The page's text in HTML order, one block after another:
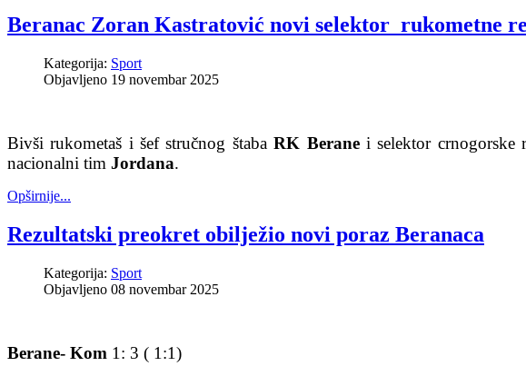
Beranac Zoran Kastratović novi selektor rukometne
Kategorija: Sport
Objavljeno 19 novembar 2025
Bivši rukometaš i šef stručnog štabaRK Beranei selektor crnogorske
nacionalni tim Jordana.
Opširnije...
Rezultatski preokret obilježio novi poraz Beranaca
Kategorija: Sport
Objavljeno 08 novembar 2025
Berane- Kom 1: 3 ( 1:1)